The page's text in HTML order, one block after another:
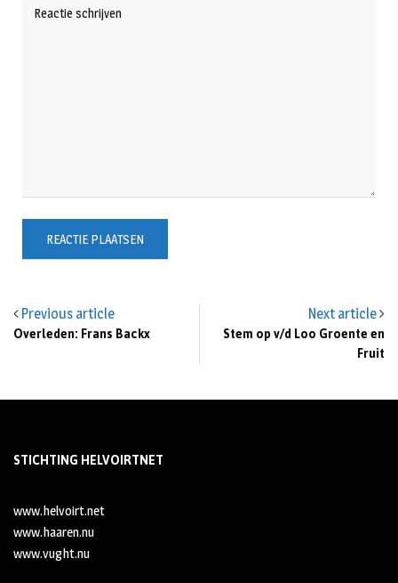
Previous article
Overleden: Frans Backx
Next article
Stem op v/d Loo Groente en
Fruit
STICHTING HELVOIRTNET
www.helvoirt.net
www.haaren.nu
www.vught.nu